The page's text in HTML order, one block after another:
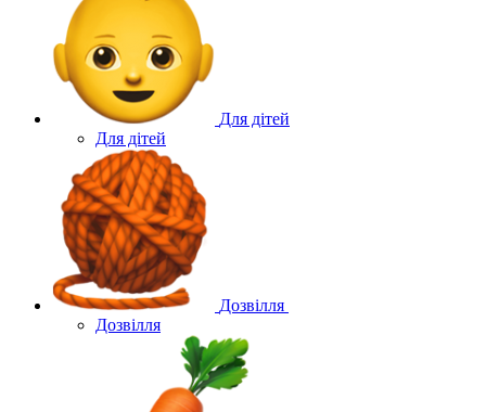
Для дітей
Для дітей
Дозвілля
Дозвілля